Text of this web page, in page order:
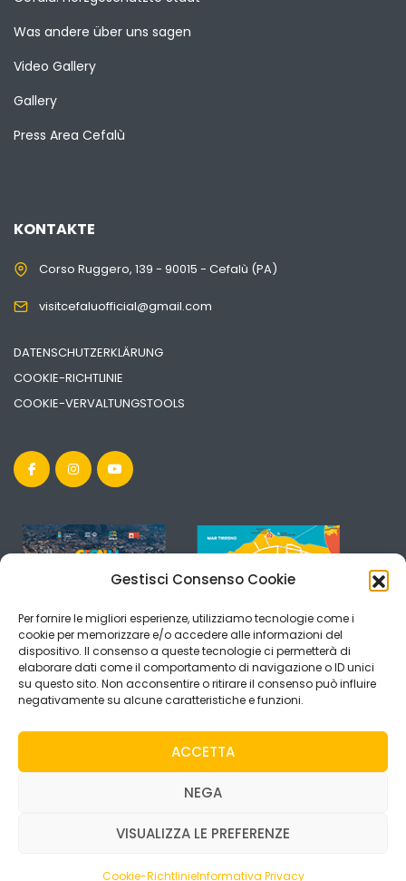
Gestisci Consenso Cookie
Per fornire le migliori esperienze, utilizziamo tecnologie come i
cookie per memorizzare e/o accedere alle informazioni del
dispositivo. Il consenso a queste tecnologie ci permetterà di
elaborare dati come il comportamento di navigazione o ID unici
su questo sito. Non acconsentire o ritirare il consenso può influire
negativamente su alcune caratteristiche e funzioni.
ACCETTA
NEGA
VISUALIZZA LE PREFERENZE
Cookie-RichtlinieInformativa Privacy
Was andere über uns sagen
Video Gallery
Gallery
Press Area Cefalù
KONTAKTE
Corso Ruggero, 139 - 90015 - Cefalù (PA)
visitcefaluofficial@gmail.com
DATENSCHUTZERKLÄRUNG
COOKIE-RICHTLINIE
COOKIE-VERVALTUNGSTOOLS
Copyright © 2019 VisitCefalù. All rights reserved -